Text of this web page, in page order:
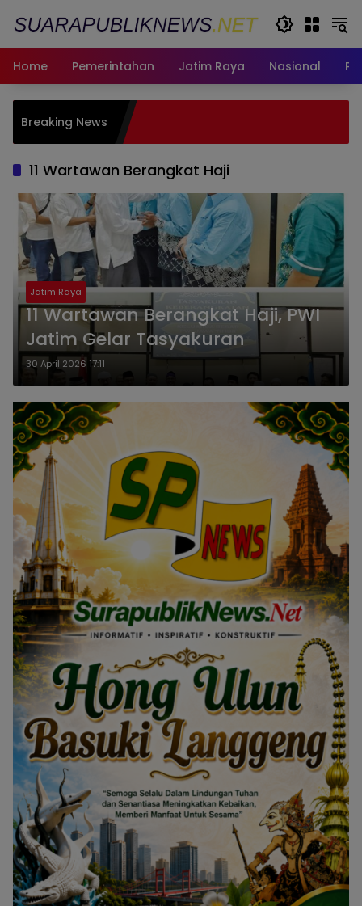
Home
Pemerintahan Jatim Raya Nasional
Breaking News
11 Wartawan Berangkat Haji
Jatim Raya
11 Wartawan Berangkat Haji, PWI
Jatim Gelar Tasyakuran
30 April 2026 17:11